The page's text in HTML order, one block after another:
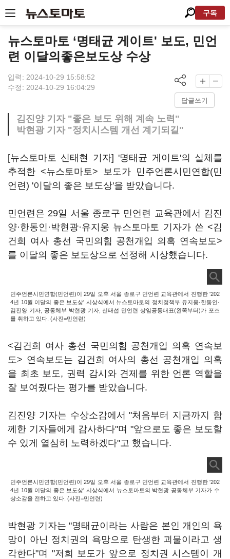
구독
뉴스토마토 ‘명태균 게이트' 보도, 민언
련 이달의좋은보도상 수상
입력: 2024-10-29 15:58:52
수정: 2024-10-29 16:04:29
답글쓰기
김진양 기자 "좋은 보도 위해 계속 노력"
박현광 기자 "정치시스템 개선 계기되길"
[뉴스토마토 신태현 기자] '명태균 게이트'의 실체를
추적한 <뉴스토마토> 보도가 민주언론시민연합(민
언련) '이달의 좋은 보도상'을 받았습니다.
민언련은 29일 서울 종로구 민언련 교육관에서 김진
양·한동인·박현광·유지웅 뉴스토마토 기자가 쓴 <김
건희 여사 총선 국민의힘 공천개입 의혹 연속보도>
를 이달의 좋은 보도상으로 선정해 시상했습니다.
민주언론시민연합(민언련)이 29일 오후 서울 종로구 민언련 교육관에서 진행한 '202
4년 10월 이달의 좋은 보도상' 시상식에서 뉴스토마토의 정치정책부 유지웅·한동인·
김진양 기자, 공동체부 박현광 기자, 신태섭 민언련 상임공동대표(왼쪽부터)가 포즈
를 취하고 있다. (사진=민언련)
<김건희 여사 총선 국민의힘 공천개입 의혹 연속보
도> 연속보도는 김건희 여사의 총선 공천개입 의혹
을 최초 보도, 권력 감시와 견제를 위한 언론 역할을
잘 보여줬다는 평가를 받았습니다.
김진양 기자는 수상소감에서 "처음부터 지금까지 함
께한 기자들에게 감사하다"며 "앞으로도 좋은 보도할
수 있게 열심히 노력하겠다"고 했습니다.
민주언론시민연합(민언련)이 29일 오후 서울 종로구 민언련 교육관에서 진행한 '202
4년 10월 이달의 좋은 보도상' 시상식에서 뉴스토마토의 박현광 공동체부 기자가 수
상소감을 전하고 있다. (사진=민언련)
박현광 기자는 "명태균이라는 사람은 본인 개인의 욕
망이 아닌 정치권의 욕망으로 탄생한 괴물이라고 생
각한다"며 "저희 보도가 앞으로 정치권 시스템이 개